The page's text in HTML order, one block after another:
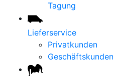
Tagung
Lieferservice
Privatkunden
Geschäftskunden